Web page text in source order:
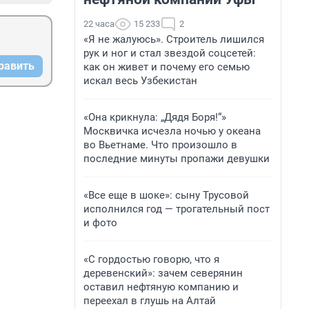
22 часа 15 233 2
«Я не жалуюсь». Строитель лишился
рук и ног и стал звездой соцсетей:
как он живет и почему его семью
искал весь Узбекистан
«Она крикнула: „Дядя Боря!“»
Москвичка исчезла ночью у океана
во Вьетнаме. Что произошло в
последние минуты пропажи девушки
«Все еще в шоке»: сыну Трусовой
исполнился год — трогательный пост
и фото
«С гордостью говорю, что я
деревенский»: зачем северянин
оставил нефтяную компанию и
переехал в глушь на Алтай